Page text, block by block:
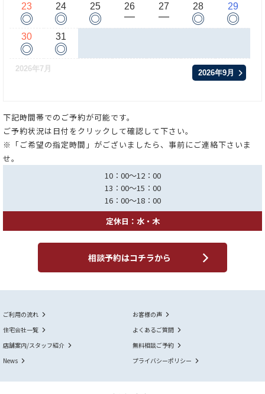
23
◎
24
◎
25
◎
26
ー
27
ー
28
◎
29
◎
30
◎
31
◎
2026年7月 2026年9月
下記時間帯でのご予約が可能です。
ご予約状況は日付をクリックして確認して下さい。
※「ご希望の指定時間」がございましたら、事前にご連絡下さいま
せ。
10：00～12：00
13：00～15：00
16：00～18：00
定休日：水・木
相談予約はコチラから
ご利用の流れ
お客様の声
住宅会社一覧
よくあるご質問
店舗案内/スタッフ紹介
無料相談ご予約
News
プライバシーポリシー